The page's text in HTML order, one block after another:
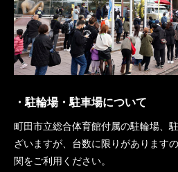
・駐輪場・駐車場について
町田市立総合体育館付属の駐輪場、
ざいますが、台数に限りがあります
関をご利用ください。